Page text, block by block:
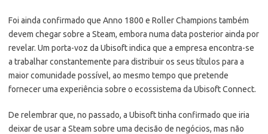
Foi ainda confirmado que Anno 1800 e Roller Champions também
devem chegar sobre a Steam, embora numa data posterior ainda por
revelar. Um porta-voz da Ubisoft indica que a empresa encontra-se
a trabalhar constantemente para distribuir os seus títulos para a
maior comunidade possível, ao mesmo tempo que pretende
fornecer uma experiência sobre o ecossistema da Ubisoft Connect.
De relembrar que, no passado, a Ubisoft tinha confirmado que iria
deixar de usar a Steam sobre uma decisão de negócios, mas não